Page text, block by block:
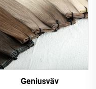
Geniusväv